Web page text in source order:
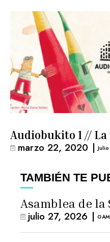
Audiobukito 1 //
marzo 22, 2020 |
TAMBIÉN TE
Asamblea de la
julio 27, 2026 | GAM